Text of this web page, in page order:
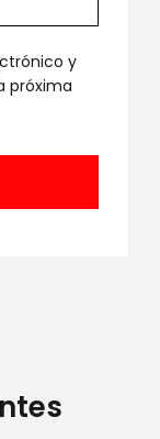
y
próxima